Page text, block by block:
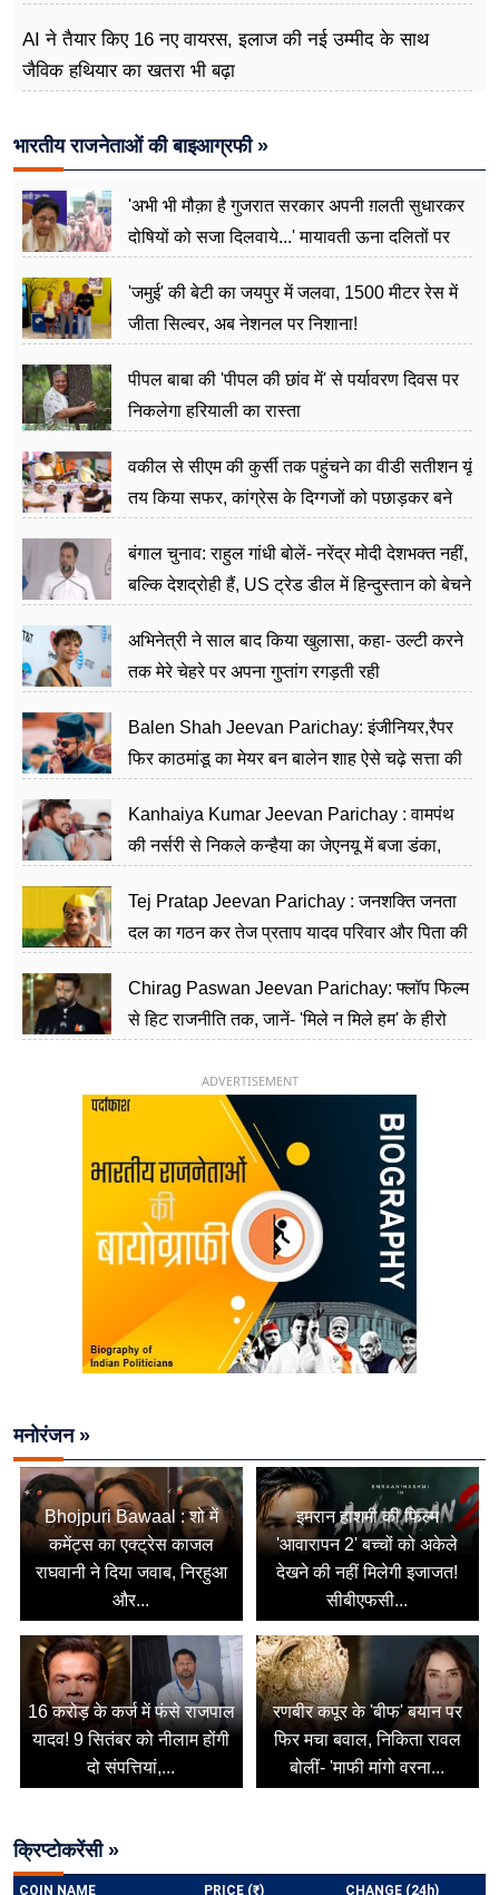
AI ने तैयार किए 16 नए वायरस, इलाज की नई उम्मीद के साथ
जैविक हथियार का खतरा भी बढ़ा
भारतीय राजनेताओं की बाइआग्रफी »
'अभी भी मौक़ा है गुजरात सरकार अपनी ग़लती सुधारकर
दोषियों को सजा दिलवाये...' मायावती ऊना दलितों पर
'जमुई' की बेटी का जयपुर में जलवा, 1500 मीटर रेस में
जीता सिल्वर, अब नेशनल पर निशाना!
पीपल बाबा की 'पीपल की छांव में' से पर्यावरण दिवस पर
निकलेगा हरियाली का रास्ता
वकील से सीएम की कुर्सी तक पहुंचने का वीडी सतीशन यूं
तय किया सफर, कांग्रेस के दिग्गजों को पछाड़कर बने
बंगाल चुनाव: राहुल गांधी बोलें- नरेंद्र मोदी देशभक्त नहीं,
बल्कि देशद्रोही हैं, US ट्रेड डील में हिन्दुस्तान को बेचने
अभिनेत्री ने साल बाद किया खुलासा, कहा- उल्टी करने
तक मेरे चेहरे पर अपना गुप्तांग रगड़ती रही
Balen Shah Jeevan Parichay: इंजीनियर,रैपर
फिर काठमांडू का मेयर बन बालेन शाह ऐसे चढ़े सत्ता की
Kanhaiya Kumar Jeevan Parichay : वामपंथ
की नर्सरी से निकले कन्हैया का जेएनयू में बजा डंका,
Tej Pratap Jeevan Parichay : जनशक्ति जनता
दल का गठन कर तेज प्रताप यादव परिवार और पिता की
Chirag Paswan Jeevan Parichay: फ्लॉप फिल्म
से हिट राजनीति तक, जानें- 'मिले न मिले हम' के हीरो
ADVERTISEMENT
मनोरंजन »
Bhojpuri Bawaal : शो में
कमेंट्स का एक्ट्रेस काजल
राघवानी ने दिया जवाब, निरहुआ
और...
इमरान हाशमी की फिल्म
'आवारापन 2' बच्चों को अकेले
देखने की नहीं मिलेगी इजाजत!
सीबीएफसी...
16 करोड़ के कर्ज में फंसे राजपाल
यादव! 9 सितंबर को नीलाम होंगी
दो संपत्तियां,...
रणबीर कपूर के 'बीफ' बयान पर
फिर मचा बवाल, निकिता रावल
बोलीं- 'माफी मांगो वरना...
क्रिप्टोकरेंसी »